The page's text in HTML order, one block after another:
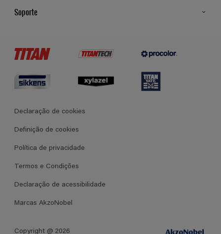
Soporte
Termos e Condições Gerais de Venda
Declaração de cookies
Definição de cookies
Política de privacidade
Termos e Condições
Declaração de acessibilidade
Marcas AkzoNobel
Copyright @ 2026